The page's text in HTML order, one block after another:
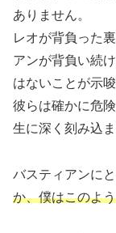
ありません。
レオが背負った
アンが背負い続
はないことが示
彼らは確かに危
生に深く刻み込
バスティアンに
か、僕はこのよ